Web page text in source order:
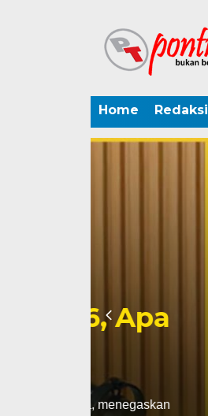
Home Redaksi
Selasa, 21 Jul
Wacana